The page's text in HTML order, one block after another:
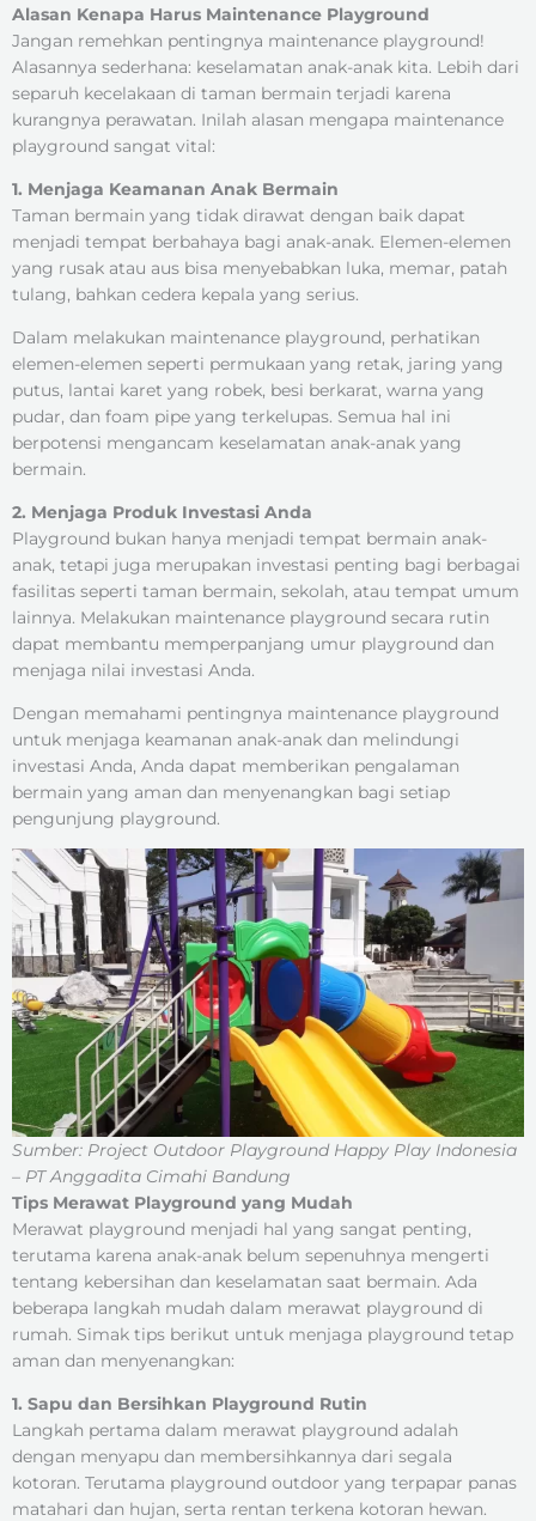
Alasan Kenapa Harus Maintenance Playground
Jangan remehkan pentingnya maintenance playground!
Alasannya sederhana: keselamatan anak-anak kita. Lebih dari
separuh kecelakaan di taman bermain terjadi karena
kurangnya perawatan. Inilah alasan mengapa maintenance
playground sangat vital:
1. Menjaga Keamanan Anak Bermain
Taman bermain yang tidak dirawat dengan baik dapat
menjadi tempat berbahaya bagi anak-anak. Elemen-elemen
yang rusak atau aus bisa menyebabkan luka, memar, patah
tulang, bahkan cedera kepala yang serius.
Dalam melakukan maintenance playground, perhatikan
elemen-elemen seperti permukaan yang retak, jaring yang
putus, lantai karet yang robek, besi berkarat, warna yang
pudar, dan foam pipe yang terkelupas. Semua hal ini
berpotensi mengancam keselamatan anak-anak yang
bermain.
2. Menjaga Produk Investasi Anda
Playground bukan hanya menjadi tempat bermain anak-
anak, tetapi juga merupakan investasi penting bagi berbagai
fasilitas seperti taman bermain, sekolah, atau tempat umum
lainnya. Melakukan maintenance playground secara rutin
dapat membantu memperpanjang umur playground dan
menjaga nilai investasi Anda.
Dengan memahami pentingnya maintenance playground
untuk menjaga keamanan anak-anak dan melindungi
investasi Anda, Anda dapat memberikan pengalaman
bermain yang aman dan menyenangkan bagi setiap
pengunjung playground.
Sumber: Project Outdoor Playground Happy Play Indonesia
– PT Anggadita Cimahi Bandung
Tips Merawat Playground yang Mudah
Merawat playground menjadi hal yang sangat penting,
terutama karena anak-anak belum sepenuhnya mengerti
tentang kebersihan dan keselamatan saat bermain. Ada
beberapa langkah mudah dalam merawat playground di
rumah. Simak tips berikut untuk menjaga playground tetap
aman dan menyenangkan:
1. Sapu dan Bersihkan Playground Rutin
Langkah pertama dalam merawat playground adalah
dengan menyapu dan membersihkannya dari segala
kotoran. Terutama playground outdoor yang terpapar panas
matahari dan hujan, serta rentan terkena kotoran hewan.